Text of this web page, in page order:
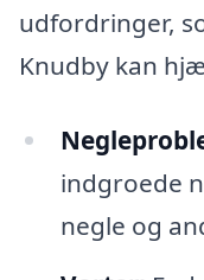
udfordringer,
Knudby kan
indgroede
negle og